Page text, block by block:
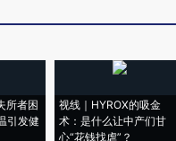
所者困
引发健
视线｜HYROX的吸金
术：是什么让中产们甘
心“花钱找虐”？